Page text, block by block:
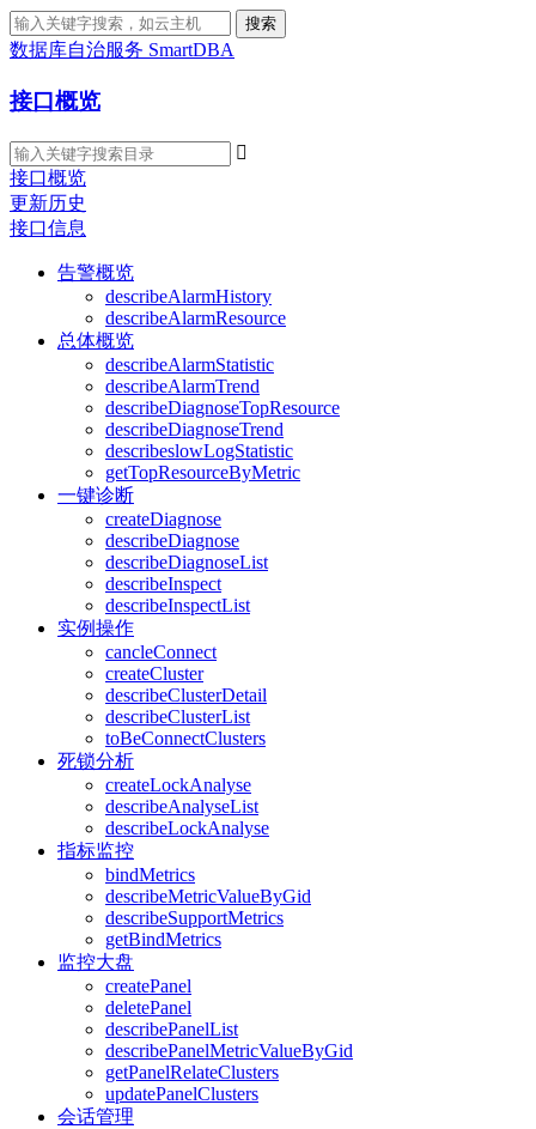
搜索
数据库自治服务 SmartDBA
接口概览

接口概览
更新历史
接口信息
告警概览
describeAlarmHistory
describeAlarmResource
总体概览
describeAlarmStatistic
describeAlarmTrend
describeDiagnoseTopResource
describeDiagnoseTrend
describeslowLogStatistic
getTopResourceByMetric
一键诊断
createDiagnose
describeDiagnose
describeDiagnoseList
describeInspect
describeInspectList
实例操作
cancleConnect
createCluster
describeClusterDetail
describeClusterList
toBeConnectClusters
死锁分析
createLockAnalyse
describeAnalyseList
describeLockAnalyse
指标监控
bindMetrics
describeMetricValueByGid
describeSupportMetrics
getBindMetrics
监控大盘
createPanel
deletePanel
describePanelList
describePanelMetricValueByGid
getPanelRelateClusters
updatePanelClusters
会话管理